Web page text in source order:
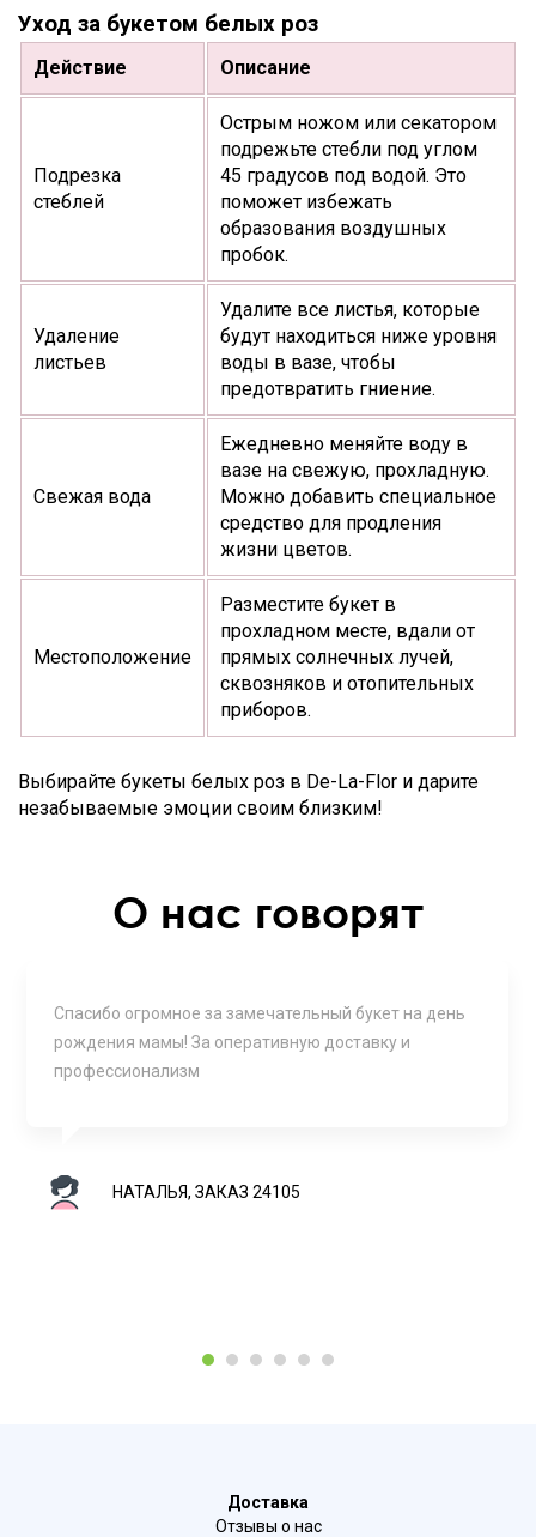
Уход за букетом белых роз
Действие Описание
Подрезка
стеблей
Острым ножом или секатором
подрежьте стебли под углом
45 градусов под водой. Это
поможет избежать
образования воздушных
пробок.
Удаление
листьев
Удалите все листья, которые
будут находиться ниже уровня
воды в вазе, чтобы
предотвратить гниение.
Свежая вода
Ежедневно меняйте воду в
вазе на свежую, прохладную.
Можно добавить специальное
средство для продления
жизни цветов.
Местоположение
Разместите букет в
прохладном месте, вдали от
прямых солнечных лучей,
сквозняков и отопительных
приборов.
Выбирайте букеты белых роз в De-La-Flor и дарите
незабываемые эмоции своим близким!
О нас говорят
Спасибо огромное за замечательный букет на день
рождения мамы! За оперативную доставку и
профессионализм
НАТАЛЬЯ, ЗАКАЗ 24105
1 2 3 4 5 6
Доставка
Отзывы о нас